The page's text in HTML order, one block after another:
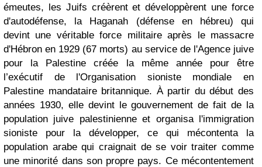
émeutes, les Juifs créèrent et développèrent une force
d'autodéfense, la Haganah (défense en hébreu) qui
devint une véritable force militaire après le massacre
d'Hébron en 1929 (67 morts) au service de l'Agence juive
pour la Palestine créée la même année pour être
l’exécutif de l'Organisation sioniste mondiale en
Palestine mandataire britannique. À partir du début des
années 1930, elle devint le gouvernement de fait de la
population juive palestinienne et organisa l'immigration
sioniste pour la développer, ce qui mécontenta la
population arabe qui craignait de se voir traiter comme
une minorité dans son propre pays. Ce mécontentement